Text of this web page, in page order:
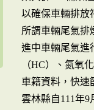
以確保車輛排放
所謂車輛尾氣排
進中車輛尾氣進
（HC）、氮氧
車籍資料，快速
雲林縣自111年9